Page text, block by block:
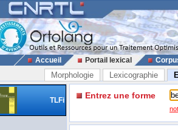
Accueil Portail lexical
Morphologie Lexicographie
TLFi Entrez une forme